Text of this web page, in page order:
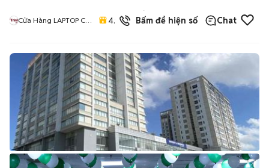
Cửa Hàng LAPTOP Cũ
4.9
46
đã
bán
Bấm để hiện số Chat